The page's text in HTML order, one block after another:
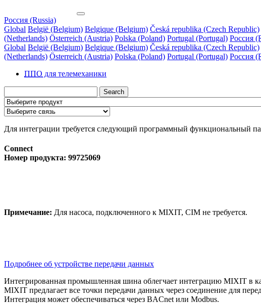
Россия (Russia)
Global België (Belgium) Belgique (Belgium) Česká republika (Czech Republic)
(Netherlands) Österreich (Austria) Polska (Poland) Portugal (Portugal) Россия
Global België (Belgium) Belgique (Belgium) Česká republika (Czech Republic)
(Netherlands) Österreich (Austria) Polska (Poland) Portugal (Portugal) Россия
ППО для телемеханики
Search
Для интеграции требуется следующий программный функциональный
Connect
Номер продукта: 99725069
Примечание: Для насоса, подключенного к MIXIT, CIM не требуется.
Подробнее об устройстве передачи данных
Интегрированная промышленная шина облегчает интеграцию MIXIT в
MIXIT предлагает все точки передачи данных через соединение для
Интеграция может обеспечиваться через BACnet или Modbus.